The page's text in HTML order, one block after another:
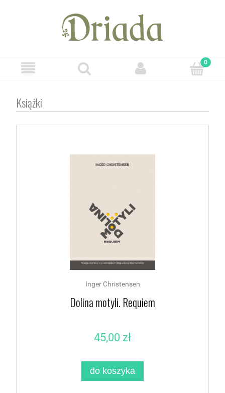
Książki
Inger Christensen
Dolina motyli. Requiem
45,00 zł
do koszyka